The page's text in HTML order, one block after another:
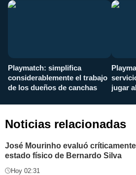
Playmatch: simplifica
considerablemente el trabajo
de los dueños de canchas
jugar
Noticias relacionadas
José Mourinho evaluó críticamente
estado físico de Bernardo Silva
Hoy 02:31